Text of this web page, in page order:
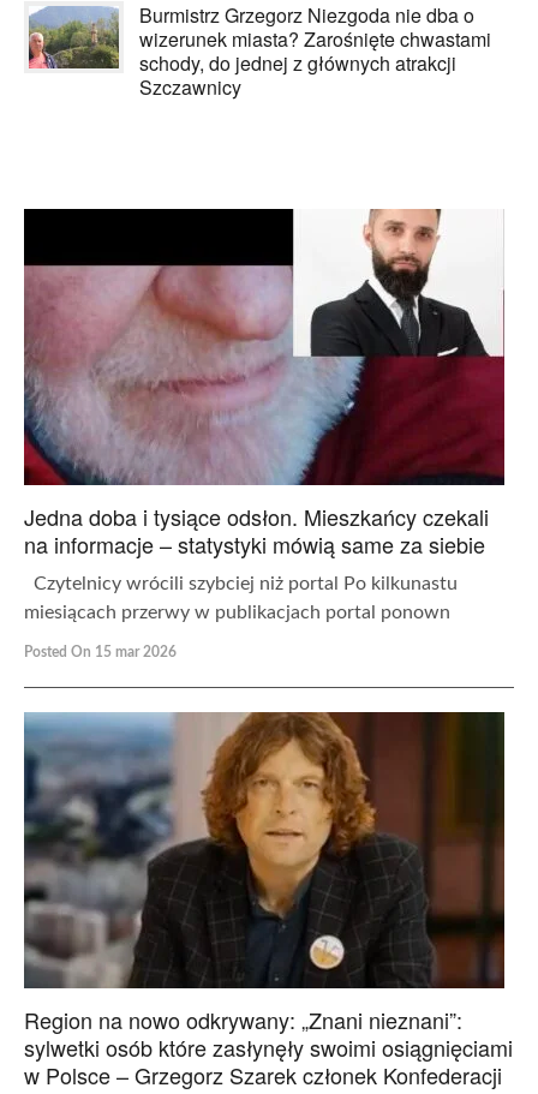
Burmistrz Grzegorz Niezgoda nie dba o
wizerunek miasta? Zarośnięte chwastami
schody, do jednej z głównych atrakcji
Szczawnicy
Jedna doba i tysiące odsłon. Mieszkańcy czekali
na informacje – statystyki mówią same za siebie
Czytelnicy wrócili szybciej niż portal Po kilkunastu
miesiącach przerwy w publikacjach portal ponown
Posted On 15 mar 2026
Region na nowo odkrywany: „Znani nieznani”:
sylwetki osób które zasłynęły swoimi osiągnięciami
w Polsce – Grzegorz Szarek członek Konfederacji